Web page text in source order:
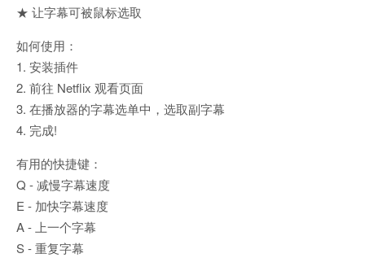
★ 让字幕可被鼠标选取
如何使用：
1. 安装插件
2. 前往 Netflix 观看页面
3. 在播放器的字幕选单中，选取副字幕
4. 完成!
有用的快捷键：
Q - 减慢字幕速度
E - 加快字幕速度
A - 上一个字幕
S - 重复字幕